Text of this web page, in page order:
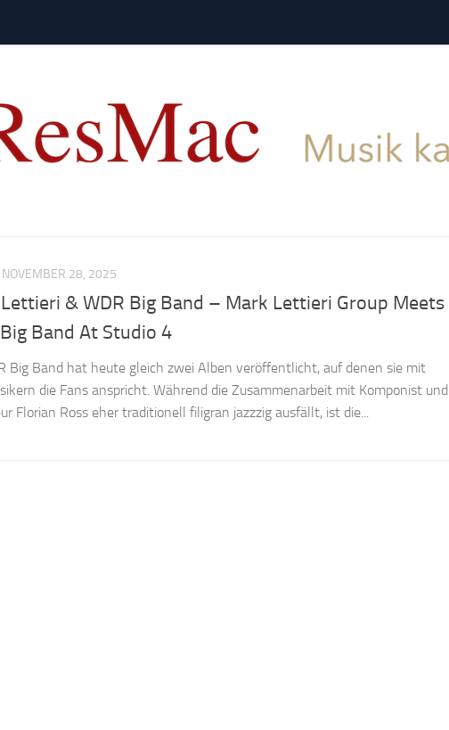
NOVEMBER 28, 2025
& WDR Big Band – Mark Lettieri Group Meets
Band At Studio 4
Big Band hat heute gleich zwei Alben veröffentlicht, auf denen sie mit
die Fans anspricht. Während die Zusammenarbeit mit Komponist und
Florian Ross eher traditionell filigran jazzzig ausfällt, ist die...